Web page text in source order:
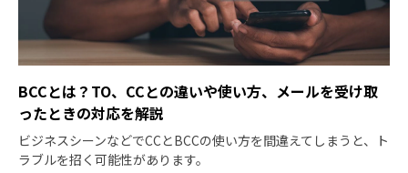
BCCとは？TO、CCとの違いや使い方、メールを受け取
ったときの対応を解説
ビジネスシーンなどでCCとBCCの使い方を間違えてしまうと、ト
ラブルを招く可能性があります。